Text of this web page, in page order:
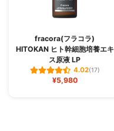
fracora(フラコラ)
HITOKAN ヒト幹細胞培養エキ
ス原液 LP
4.02(17)
¥5,980